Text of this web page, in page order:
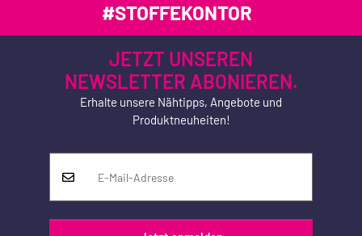
#STOFFEKONTOR
JETZT UNSEREN
NEWSLETTER ABONIEREN.
Erhalte unsere Nähtipps, Angebote und
Produktneuheiten!